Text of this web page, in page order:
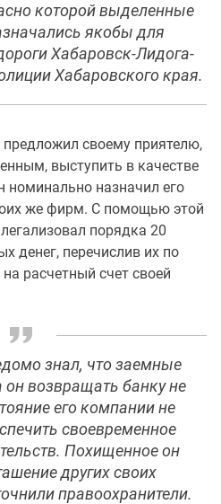
которой выделенные
якобы для
Хабаровск-Лидога-
Хабаровского края.
своему приятелю,
выступить в качестве
номинально назначил его
же фирм. С помощью этой
порядка 20
денег, перечислив их по
расчетный счет своей
знал, что заемные
возвращать банку не
его компании не
своевременное
Похищенное он
других своих
правоохранители.